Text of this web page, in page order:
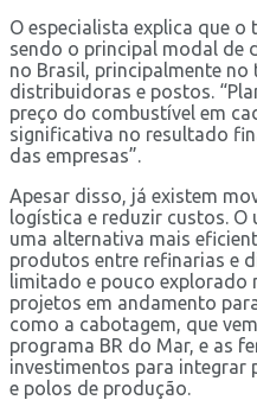
O especialista explica que
sendo o principal modal de
no Brasil, principalmente
distribuidoras e postos.
preço do combustível em
significativa no resultado
das empresas”.
Apesar disso, já existem
logística e reduzir custos. O
uma alternativa mais
produtos entre refinarias e
limitado e pouco explorado
projetos em andamento
como a cabotagem, que
programa BR do Mar, e as
investimentos para integrar
e polos de produção.